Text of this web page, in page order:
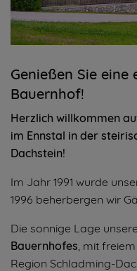
Genießen Sie
Bauernhof!
Herzlich willkommen
im Ennstal in der
Dachstein!
Im Jahr 1991 wurde
1996 beherbergen wir
Die sonnige Lage
Bauernhofes , mit
Region Schladming-